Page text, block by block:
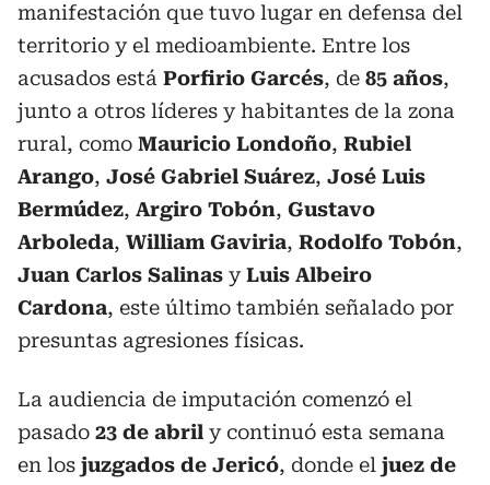
manifestación que tuvo lugar en defensa del
territorio y el medioambiente. Entre los
acusados está Porfirio Garcés, de 85 años,
junto a otros líderes y habitantes de la zona
rural, como Mauricio Londoño, Rubiel
Arango, José Gabriel Suárez, José Luis
Bermúdez, Argiro Tobón, Gustavo
Arboleda, William Gaviria, Rodolfo Tobón,
Juan Carlos Salinas yLuis Albeiro
Cardona, este último también señalado por
presuntas agresiones físicas.
La audiencia de imputación comenzó el
pasado 23 de abril y continuó esta semana
en los juzgados de Jericó, donde el juez de